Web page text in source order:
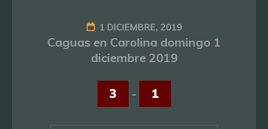
1 DICIEMBRE, 2019
Caguas en Carolina domingo 1
diciembre 2019
3 - 1